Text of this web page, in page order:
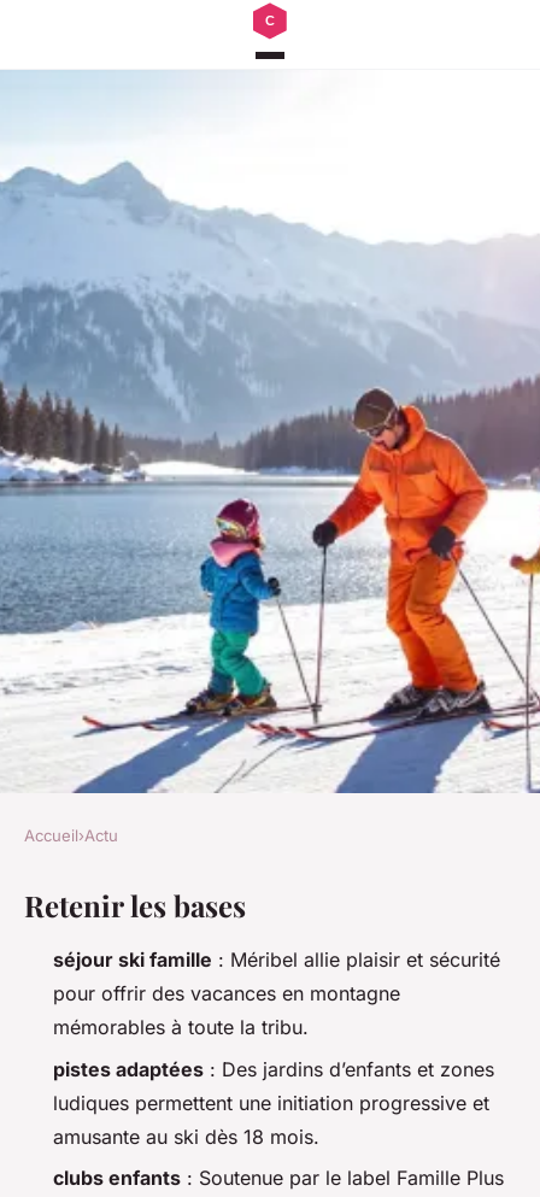
Top 5 raisons de choisir
Méribel pour un séjour ski en
famille
Accueil›Actu
Retenir les bases
séjour ski famille : Méribel allie plaisir et sécurité
pour offrir des vacances en montagne
mémorables à toute la tribu.
pistes adaptées : Des jardins d’enfants et zones
ludiques permettent une initiation progressive et
amusante au ski dès 18 mois.
clubs enfants : Soutenue par le label Famille Plus